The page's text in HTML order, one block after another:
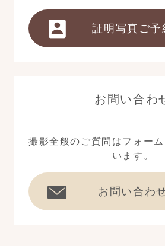
証明写真ご予
お問い合わ
撮影全般のご質問はフォー
います。
お問い合わ